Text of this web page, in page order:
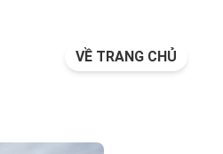
VỀ TRANG CHỦ